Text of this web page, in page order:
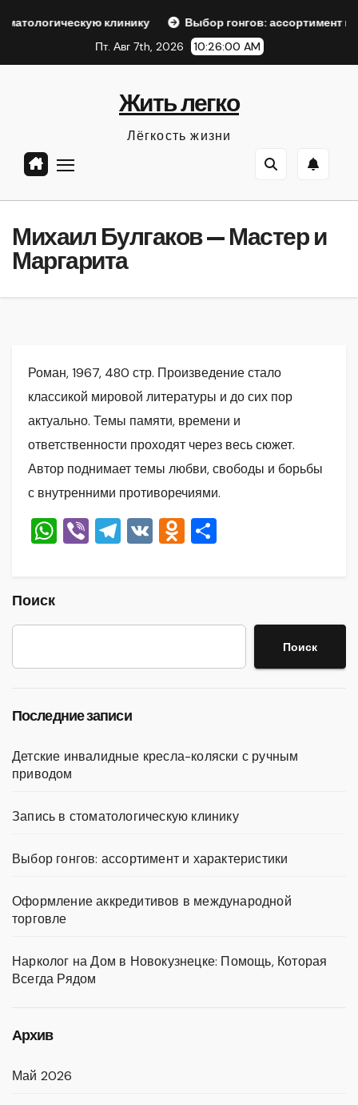
клинику
Выбор гонгов: ассортимент и
Пт. Авг 7th, 2026
10:26:01 AM
Жить легко
Лёгкость жизни
Михаил Булгаков — Мастер и
Маргарита
Роман, 1967, 480 стр. Произведение стало
классикой мировой литературы и до сих пор
актуально. Темы памяти, времени и
ответственности проходят через весь сюжет.
Автор поднимает темы любви, свободы и борьбы
с внутренними противоречиями.
W
A
p
Vi T
a
m
V O
kl
a
в
и
Поиск
Поиск
Последние записи
Детские инвалидные кресла-коляски с ручным
приводом
Запись в стоматологическую клинику
Выбор гонгов: ассортимент и характеристики
Оформление аккредитивов в международной
торговле
Нарколог на Дом в Новокузнецке: Помощь, Которая
Всегда Рядом
Архив
Май 2026